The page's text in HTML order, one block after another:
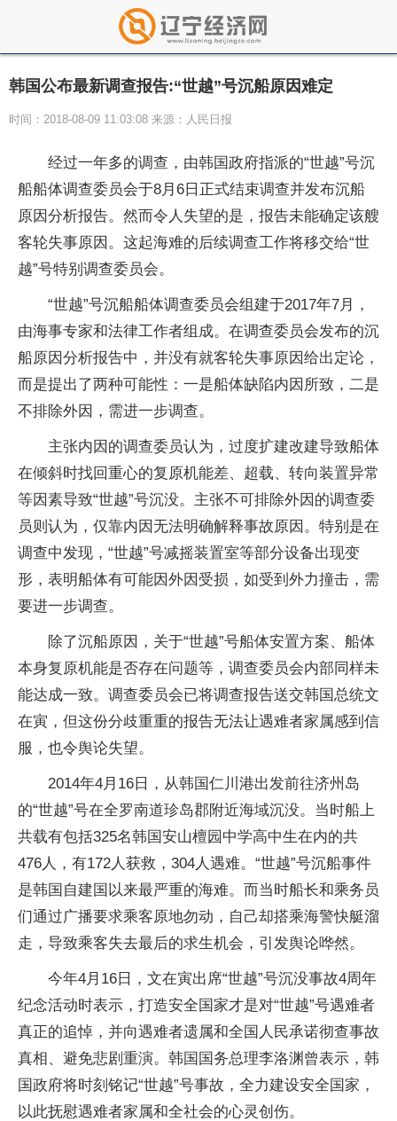
韩国公布最新调查报告:“世越”号沉船原因难定
时间：2018-08-09 11:03:08 来源：人民日报
经过一年多的调查，由韩国政府指派的“世越”号沉
船船体调查委员会于8月6日正式结束调查并发布沉船
原因分析报告。然而令人失望的是，报告未能确定该艘
客轮失事原因。这起海难的后续调查工作将移交给“世
越”号特别调查委员会。
“世越”号沉船船体调查委员会组建于2017年7月，
由海事专家和法律工作者组成。在调查委员会发布的沉
船原因分析报告中，并没有就客轮失事原因给出定论，
而是提出了两种可能性：一是船体缺陷内因所致，二是
不排除外因，需进一步调查。
主张内因的调查委员认为，过度扩建改建导致船体
在倾斜时找回重心的复原机能差、超载、转向装置异常
等因素导致“世越”号沉没。主张不可排除外因的调查委
员则认为，仅靠内因无法明确解释事故原因。特别是在
调查中发现，“世越”号减摇装置室等部分设备出现变
形，表明船体有可能因外因受损，如受到外力撞击，需
要进一步调查。
除了沉船原因，关于“世越”号船体安置方案、船体
本身复原机能是否存在问题等，调查委员会内部同样未
能达成一致。调查委员会已将调查报告送交韩国总统文
在寅，但这份分歧重重的报告无法让遇难者家属感到信
服，也令舆论失望。
2014年4月16日，从韩国仁川港出发前往济州岛
的“世越”号在全罗南道珍岛郡附近海域沉没。当时船上
共载有包括325名韩国安山檀园中学高中生在内的共
476人，有172人获救，304人遇难。“世越”号沉船事件
是韩国自建国以来最严重的海难。而当时船长和乘务员
们通过广播要求乘客原地勿动，自己却搭乘海警快艇溜
走，导致乘客失去最后的求生机会，引发舆论哗然。
今年4月16日，文在寅出席“世越”号沉没事故4周年
纪念活动时表示，打造安全国家才是对“世越”号遇难者
真正的追悼，并向遇难者遗属和全国人民承诺彻查事故
真相、避免悲剧重演。韩国国务总理李洛渊曾表示，韩
国政府将时刻铭记“世越”号事故，全力建设安全国家，
以此抚慰遇难者家属和全社会的心灵创伤。